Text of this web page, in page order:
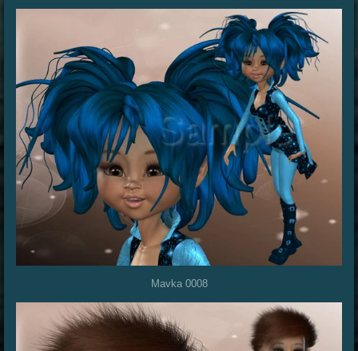
Mavka 0008